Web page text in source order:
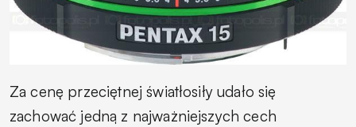
Za cenę przeciętnej światłosiły udało się
zachować jedną z najważniejszych cech